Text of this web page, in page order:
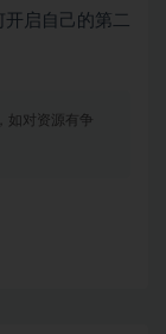
启自己的第二
如对资源有争